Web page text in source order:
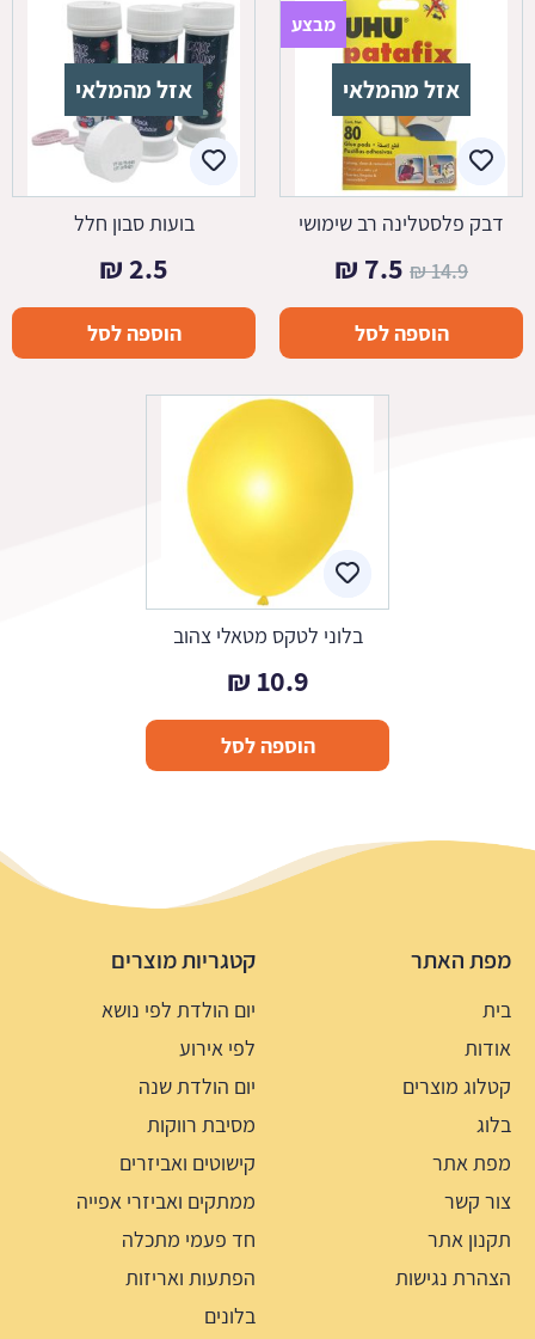
אזל מהמלאי
מבצע
דבק פלסטלינה רב שימושי
14.9
₪ המחיר
המקורי
היה:
7.5
₪
הנוכחי
הוספה לסל
אזל מהמלאי
בועות סבון חלל
2.5
₪
הוספה לסל
בלוני לטקס מטאלי צהוב
10.9
₪
הוספה לסל
מפת האתר
בית
אודות
קטלוג מוצרים
בלוג
מפת אתר
צור קשר
תקנון אתר
הצהרת נגישות
קטגריות מוצרים
יום הולדת לפי נושא
לפי אירוע
יום הולדת שנה
מסיבת רווקות
קישוטים ואביזרים
ממתקים ואביזרי אפייה
חד פעמי מתכלה
הפתעות ואריזות
בלונים